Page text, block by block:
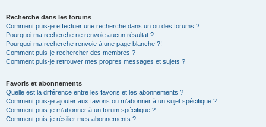
Recherche dans les forums
Comment puis-je effectuer une recherche dans un ou des forums ?
Pourquoi ma recherche ne renvoie aucun résultat ?
Pourquoi ma recherche renvoie à une page blanche ?!
Comment puis-je rechercher des membres ?
Comment puis-je retrouver mes propres messages et sujets ?
Favoris et abonnements
Quelle est la différence entre les favoris et les abonnements ?
Comment puis-je ajouter aux favoris ou m’abonner à un sujet spécifique ?
Comment puis-je m’abonner à un forum spécifique ?
Comment puis-je résilier mes abonnements ?